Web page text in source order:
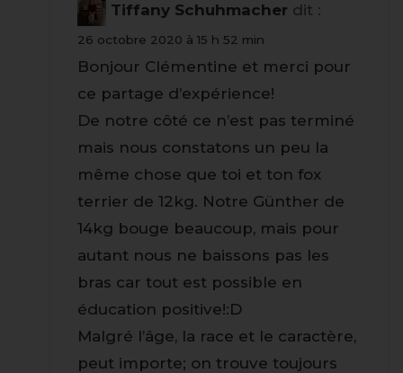
Tiffany Schuhmacher dit :
26 octobre 2020 à 15 h 52 min
Bonjour Clémentine et merci pour
ce partage d’expérience!
De notre côté ce n’est pas terminé
mais nous constatons un peu la
même chose que toi et ton fox
terrier de 12kg. Notre Günther de
14kg bouge beaucoup, mais pour
autant nous ne baissons pas les
bras car tout est possible en
éducation positive!:D
Malgré l’âge, la race et le caractère,
peut importe; on trouve toujours